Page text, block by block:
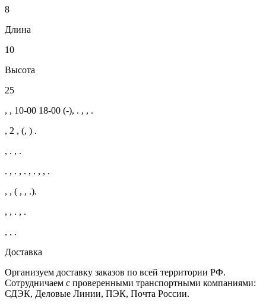
8
Длина
10
Высота
25
, , 10-00 18-00 (-), . , , .
, 2 , (, ) .
, . , .
. , . , . , . , , .
, , ( , , .).
, , . , .
, , .
Доставка
Организуем доставку заказов по всей территории РФ.
Сотрудничаем с проверенными транспортными компаниями:
СДЭК, Деловые Линии, ПЭК, Почта России.